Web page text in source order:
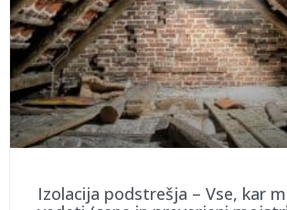
Izolacija podstrešja – Vse, kar